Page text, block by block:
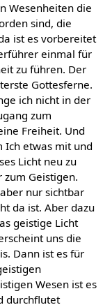
Wesenheiten die
sind, die
ist es vorbereitet
einmal für
zu führen. Der
Gottesferne.
ich nicht in der
zum
Freiheit. Und
Ich etwas mit und
Licht neu zu
Geistigen.
nur sichtbar
da ist. Aber dazu
geistige Licht
uns die
Dann ist es für
Wesen ist es
durchflutet